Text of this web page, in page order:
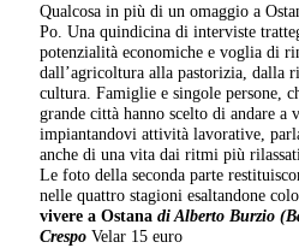
Qualcosa in più di un omaggio a
Po. Una quindicina di interviste
potenzialità economiche e voglia di
dall’agricoltura alla pastorizia, dalla
cultura. Famiglie e singole persone,
grande città hanno scelto di andare a
impiantandovi attività lavorative,
anche di una vita dai ritmi più
Le foto della seconda parte
nelle quattro stagioni esaltandone
vivere a Ostanadi Alberto Burzio
CrespoVelar 15 euro